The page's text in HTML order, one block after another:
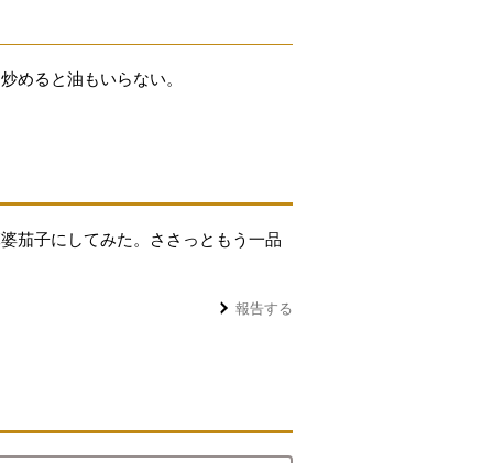
めると油もいらない。
茄子にしてみた。ささっともう一品
報告する